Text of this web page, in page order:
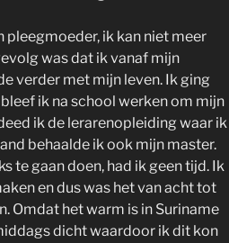
pleegmoeder, ik kan niet meer
was dat ik vanaf mijn
verder met mijn leven. Ik ging
ik na school werken om mijn
ik de lerarenopleiding waar ik
behaalde ik ook mijn master.
te gaan doen, had ik geen tijd. Ik
en dus was het van acht tot
Omdat het warm is in Suriname
dicht waardoor ik dit kon